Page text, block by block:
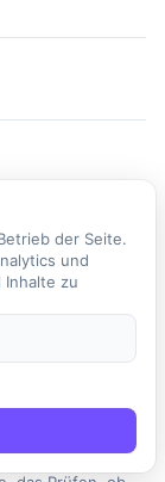
verantwortlich für
von Funktionen
oder Fehlern.
zu Hause aus
auf eine
umfassen das
der Seite.
und
zu